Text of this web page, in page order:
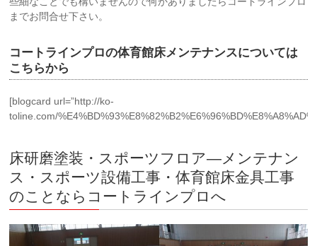
までお問合せ下さい。
コートラインプロの体育館床メンテナンスについては
こちらから
[blogcard url=”http://ko-
toline.com/
床研磨塗装・スポーツフロア―メンテナン
ス・スポーツ設備工事・体育館床金具工事
のことならコートラインプロへ